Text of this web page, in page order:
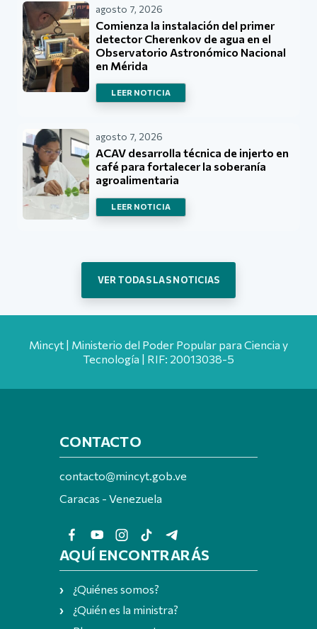
agosto 7, 2026
Comienza la instalación del primer
detector Cherenkov de agua en el
Observatorio Astronómico Nacional
en Mérida
LEER NOTICIA
agosto 7, 2026
ACAV desarrolla técnica de injerto en
café para fortalecer la soberanía
agroalimentaria
LEER NOTICIA
VER TODAS LAS NOTICIAS
Mincyt | Ministerio del Poder Popular para Ciencia y
Tecnología | RIF: 20013038-5
CONTACTO
contacto@mincyt.gob.ve
Caracas - Venezuela
AQUÍ ENCONTRARÁS
¿Quiénes somos?
¿Quién es la ministra?